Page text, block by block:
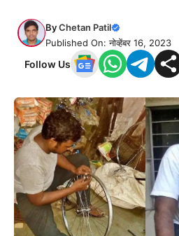
ByChetan Patil
Published On: नोव्हेंबर 16, 2023
Follow Us